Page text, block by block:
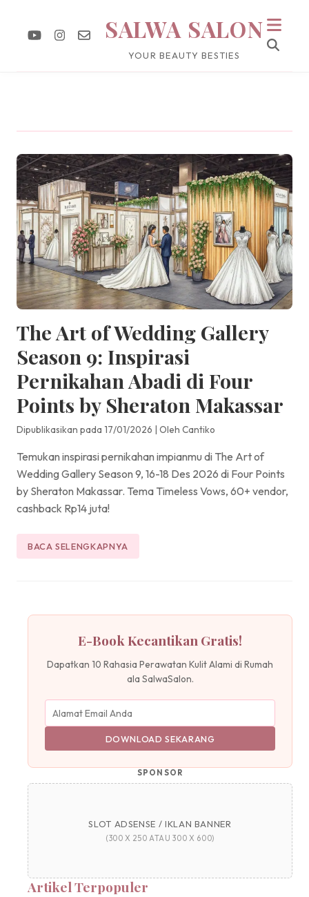
SALWA SALON
YOUR BEAUTY BESTIES
The Art of Wedding Gallery
Season 9: Inspirasi
Pernikahan Abadi di Four
Points by Sheraton Makassar
Dipublikasikan pada 17/01/2026 | Oleh Cantiko
Temukan inspirasi pernikahan impianmu di The Art of
Wedding Gallery Season 9, 16-18 Des 2026 di Four Points
by Sheraton Makassar. Tema Timeless Vows, 60+ vendor,
cashback Rp14 juta!
BACA SELENGKAPNYA
E-Book Kecantikan Gratis!
Dapatkan 10 Rahasia Perawatan Kulit Alami di Rumah
ala SalwaSalon.
DOWNLOAD SEKARANG
SPONSOR
SLOT ADSENSE / IKLAN BANNER
(300 X 250 ATAU 300 X 600)
Artikel Terpopuler